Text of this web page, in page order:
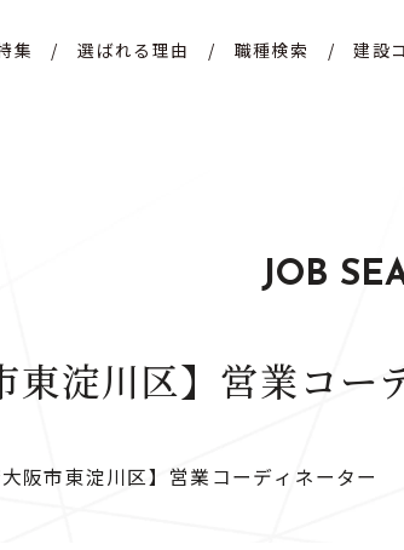
集 /選ばれる理由 / 職種検索 /建設
JOB
東淀川区】営業コー
大阪市東淀川区】営業コーディネーター